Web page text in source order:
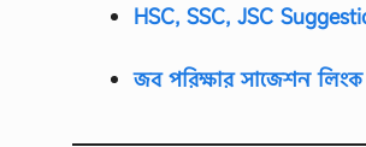
HSC, SSC, JSC
জব পরিক্ষার সাজেশন লিংক